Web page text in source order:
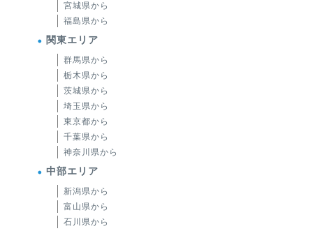
宮城県から
福島県から
関東エリア
群馬県から
栃木県から
茨城県から
埼玉県から
東京都から
千葉県から
神奈川県から
中部エリア
新潟県から
富山県から
石川県から